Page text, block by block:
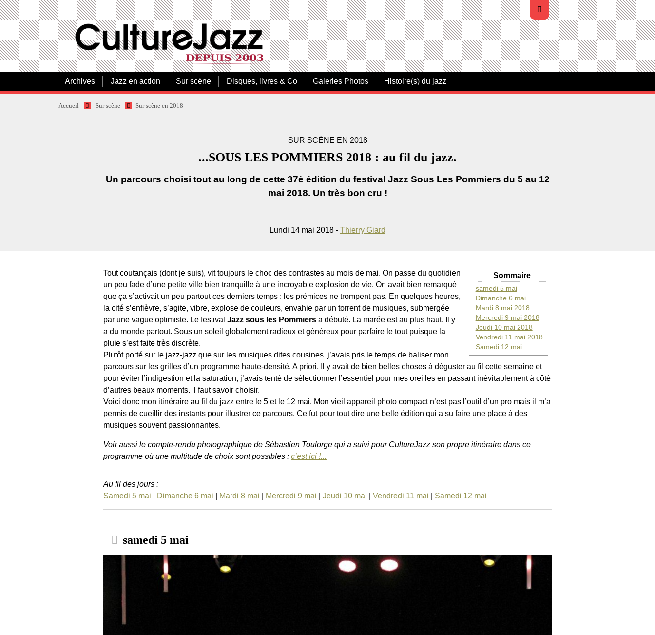
Archives Jazz en action Sur scène Disques, livres & Co Galeries Photos Histoire(s) du jazz
Accueil Sur scène Sur scène en 2018
SUR SCÈNE EN 2018
...SOUS LES POMMIERS 2018 : au fil du jazz.
Un parcours choisi tout au long de cette 37è édition du festival Jazz Sous Les Pommiers du 5 au 12
mai 2018. Un très bon cru !
Lundi 14 mai 2018 - Thierry Giard
Sommaire
samedi 5 mai
Dimanche 6 mai
Mardi 8 mai 2018
Mercredi 9 mai 2018
Jeudi 10 mai 2018
Vendredi 11 mai 2018
Samedi 12 mai
Tout coutançais (dont je suis), vit toujours le choc des contrastes au mois de mai. On passe du quotidien
un peu fade d’une petite ville bien tranquille à une incroyable explosion de vie. On avait bien remarqué
que ça s’activait un peu partout ces derniers temps : les prémices ne trompent pas. En quelques heures,
la cité s’enfièvre, s’agite, vibre, explose de couleurs, envahie par un torrent de musiques, submergée
par une vague optimiste. Le festival Jazz sous les Pommiers a débuté. La marée est au plus haut. Il y
a du monde partout. Sous un soleil globalement radieux et généreux pour parfaire le tout puisque la
pluie s’est faite très discrète.
Plutôt porté sur le jazz-jazz que sur les musiques dites cousines, j’avais pris le temps de baliser mon
parcours sur les grilles d’un programme haute-densité. A priori, Il y avait de bien belles choses à déguster au fil cette semaine et
pour éviter l’indigestion et la saturation, j’avais tenté de sélectionner l’essentiel pour mes oreilles en passant inévitablement à côté
d’autres beaux moments. Il faut savoir choisir.
Voici donc mon itinéraire au fil du jazz entre le 5 et le 12 mai. Mon vieil appareil photo compact n’est pas l’outil d’un pro mais il m’a
permis de cueillir des instants pour illustrer ce parcours. Ce fut pour tout dire une belle édition qui a su faire une place à des
musiques souvent passionnantes.
Voir aussi le compte-rendu photographique de Sébastien Toulorge qui a suivi pour CultureJazz son propre itinéraire dans ce
programme où une multitude de choix sont possibles : c’est ici !...
Au fil des jours :
Samedi 5 mai | Dimanche 6 mai | Mardi 8 mai | Mercredi 9 mai | Jeudi 10 mai | Vendredi 11 mai | Samedi 12 mai
samedi 5 mai